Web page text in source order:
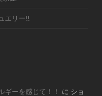
エリー!!
ギーを感じて！！ に ショ